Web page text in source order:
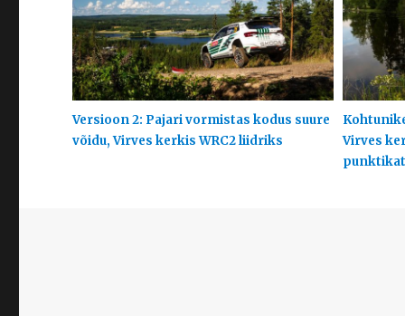
Versioon 2: Pajari vormistas kodus suure
võidu, Virves kerkis WRC2 liidriks
Virves